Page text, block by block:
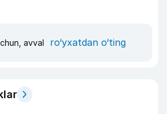
avval ro‘yxatdan o‘ting